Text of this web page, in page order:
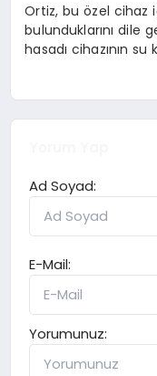
Ortiz, bu özel cihaz
bulunduklarını dile
hasadı cihazının
Ad Soyad:
E-Mail:
Yorumunuz: